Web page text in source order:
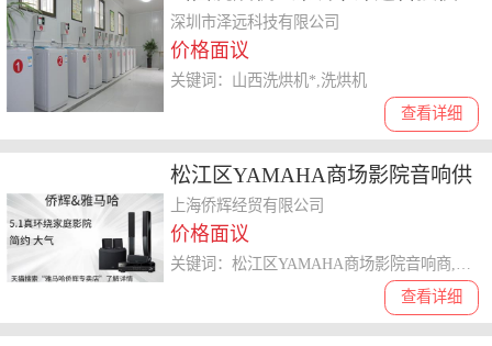
应
深圳市泽远科技有限公司
价格面议
查看详细
关键词：山西洗烘机*,洗烘机
松江区YAMAHA商场影院音响供
应商 上海侨辉经贸供应
上海侨辉经贸有限公司
价格面议
查看详细